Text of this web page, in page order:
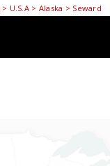
> U.S.A > Alaska > Seward